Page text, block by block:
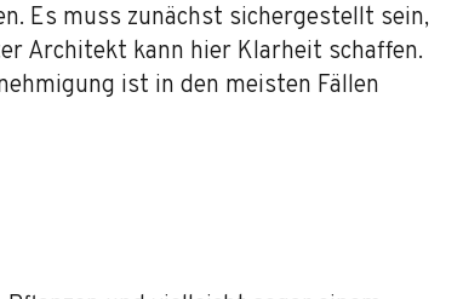
Es muss zunächst sichergestellt sein,
Architekt kann hier Klarheit schaffen.
ist in den meisten Fällen